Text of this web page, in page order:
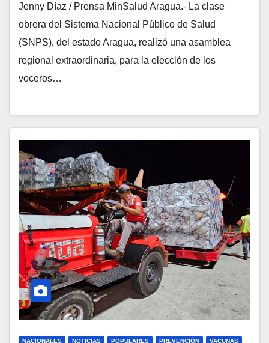
Jenny Díaz / Prensa MinSalud Aragua.- La clase
obrera del Sistema Nacional Público de Salud
(SNPS), del estado Aragua, realizó una asamblea
regional extraordinaria, para la elección de los
voceros…
NACIONALES NOTICIAS POPULARES PREVENCIÓN VACUNAS